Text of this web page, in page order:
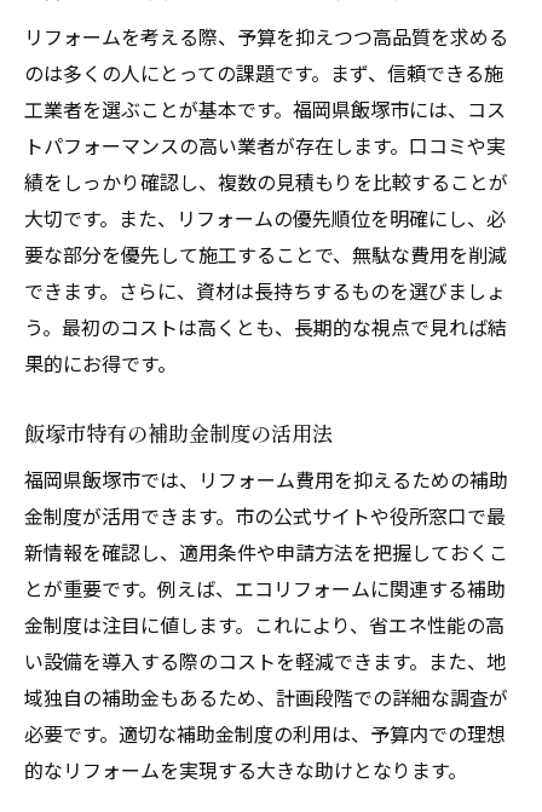
リフォームを考える際、予算を抑えつつ高品質を求める
のは多くの人にとっての課題です。まず、信頼できる施
工業者を選ぶことが基本です。福岡県飯塚市には、コス
トパフォーマンスの高い業者が存在します。口コミや実
績をしっかり確認し、複数の見積もりを比較することが
大切です。また、リフォームの優先順位を明確にし、必
要な部分を優先して施工することで、無駄な費用を削減
できます。さらに、資材は長持ちするものを選びましょ
う。最初のコストは高くとも、長期的な視点で見れば結
果的にお得です。
飯塚市特有の補助金制度の活用法
福岡県飯塚市では、リフォーム費用を抑えるための補助
金制度が活用できます。市の公式サイトや役所窓口で最
新情報を確認し、適用条件や申請方法を把握しておくこ
とが重要です。例えば、エコリフォームに関連する補助
金制度は注目に値します。これにより、省エネ性能の高
い設備を導入する際のコストを軽減できます。また、地
域独自の補助金もあるため、計画段階での詳細な調査が
必要です。適切な補助金制度の利用は、予算内での理想
的なリフォームを実現する大きな助けとなります。